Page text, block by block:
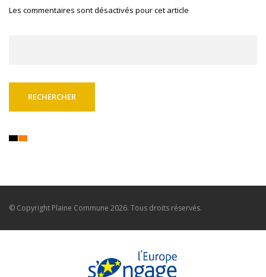
Les commentaires sont désactivés pour cet article
© Copyright Plaine Commune 2026. Tous droits réservés.